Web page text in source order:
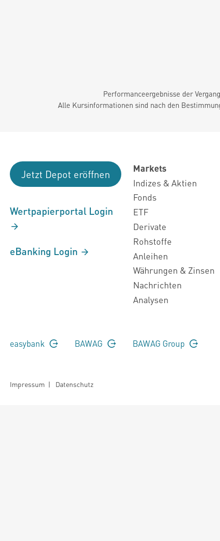
Performanceergebnisse der
Alle Kursinformationen sind nach den
Jetzt Depot eröffnen
Wertpapierportal Login
eBanking Login
Markets
Indizes & Aktien
Fonds
ETF
Derivate
Rohstoffe
Anleihen
Währungen & Zinsen
Nachrichten
Analysen
easybank BAWAG BAWAG Group
Impressum | Datenschutz